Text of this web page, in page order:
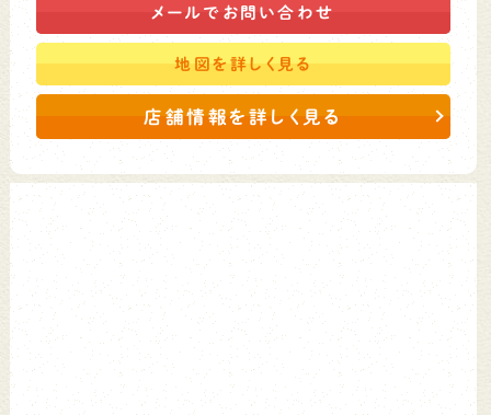
メールで お問い合わせ
地図を詳しく見る
店舗情報を詳しく見る